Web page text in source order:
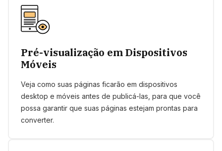
Pré-visualização em Dispositivos
Móveis
Veja como suas páginas ficarão em dispositivos
desktop e móveis antes de publicá-las, para que você
possa garantir que suas páginas estejam prontas para
converter.